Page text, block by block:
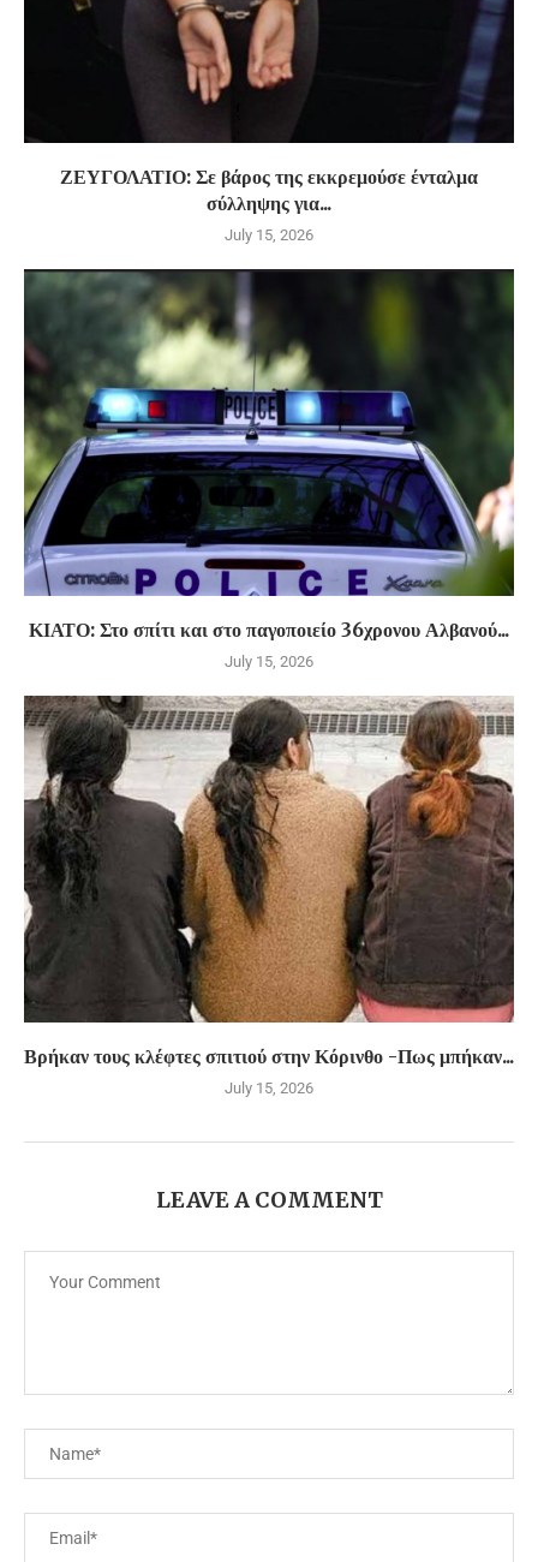
ΖΕΥΓΟΛΑΤΙΟ: Σε βάρος της εκκρεμούσε ένταλμα
σύλληψης για...
July 15, 2026
ΚΙΑΤΟ: Στο σπίτι και στο παγοποιείο 36χρονου Αλβανού...
July 15, 2026
Βρήκαν τους κλέφτες σπιτιού στην Κόρινθο -Πως μπήκαν...
July 15, 2026
LEAVE A COMMENT